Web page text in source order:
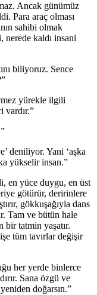
Ancak günümüz
Para araç olması
sahibi olmak
nerede kaldı insani
biliyoruz. Sence
yürekle ilgili
vardır.”
deniliyor. Yani ‘aşka
yükselir insan.”
en yüce duygu, en üst
götürür, deririnlere
gökkuşağıyla dans
Tam ve bütün hale
bir tatmin yaşatır.
tüm tavırlar değişir
her yerde binlerce
Sana özgü ve
doğarsın.”